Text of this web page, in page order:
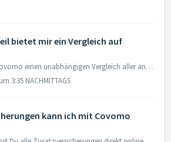
bietet mir ein Vergleich auf
Sie erhalten bei Covomo einen unabhängigen Vergleich aller angebotenen Versicherer. Dieser wird dabei auf Sie individuell abgestimmt. Hierzu müssen Sie inne...
3:35 NACHMITTAGS
kann ich mit Covomo